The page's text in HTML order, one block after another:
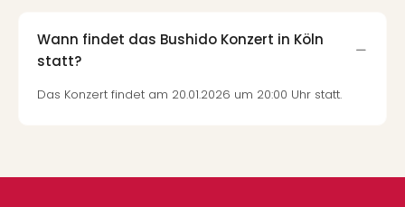
Wann findet das Bushido Konzert in Köln
statt?
Das Konzert findet am 20.01.2026 um 20:00 Uhr statt.